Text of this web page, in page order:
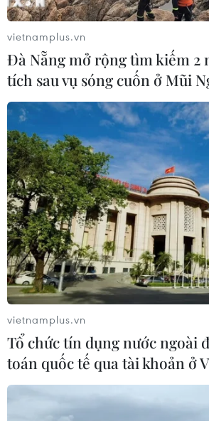
vietnamplus.vn
Đà Nẵng mở rộng tìm kiếm 2
tích sau vụ sóng cuốn ở Mũi
vietnamplus.vn
Tổ chức tín dụng nước ngoài
toán quốc tế qua tài khoản ở